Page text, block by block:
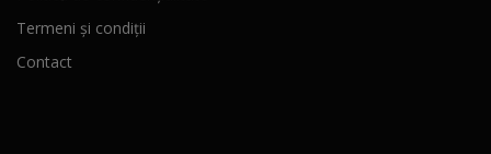
Termeni și condiții
Contact